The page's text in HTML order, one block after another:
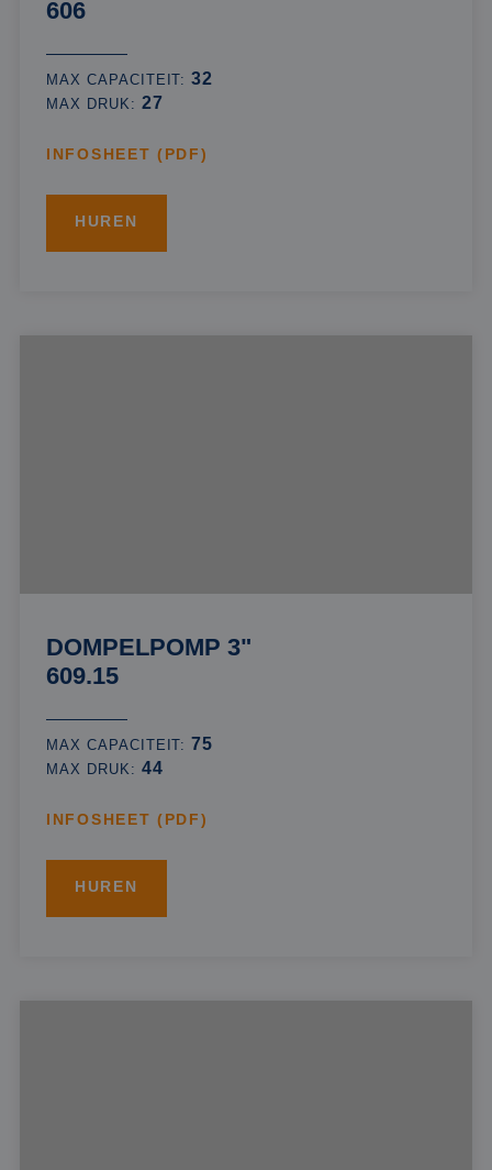
606
MAX CAPACITEIT:32
MAX DRUK: 27
INFOSHEET (PDF)
HUREN
DOMPELPOMP 3"
609.15
MAX CAPACITEIT: 75
MAX DRUK: 44
INFOSHEET (PDF)
HUREN